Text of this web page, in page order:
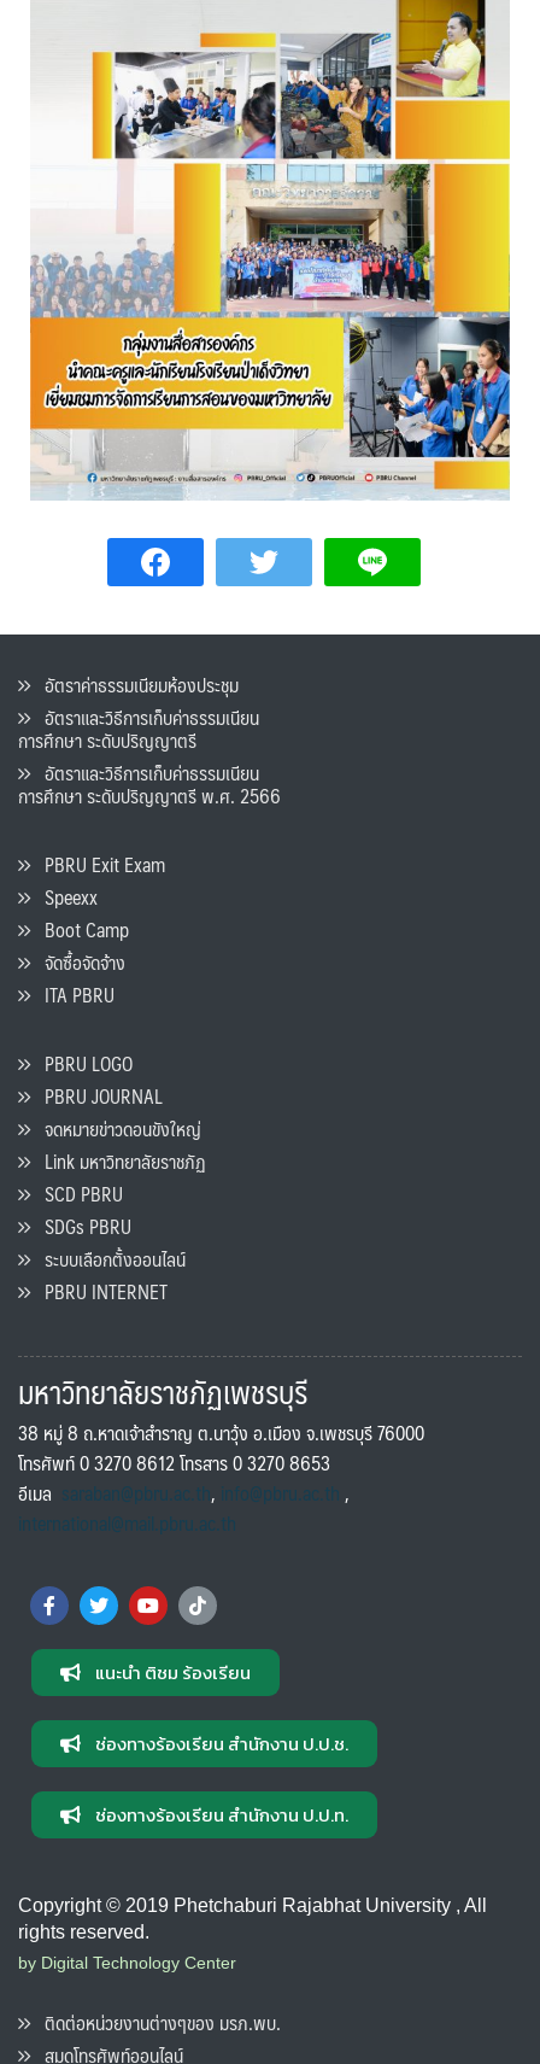
อัตราค่าธรรมเนียมห้องประชุม
อัตราและวิธีการเก็บค่าธรรมเนียน
การศึกษา ระดับปริญญาตรี
อัตราและวิธีการเก็บค่าธรรมเนียน
การศึกษา ระดับปริญญาตรี พ.ศ. 2566
PBRU Exit Exam
Speexx
Boot Camp
จัดซื้อจัดจ้าง
ITA PBRU
PBRU LOGO
PBRU JOURNAL
จดหมายข่าวดอนขังใหญ่
Link มหาวิทยาลัยราชภัฏ
SCD PBRU
SDGs PBRU
ระบบเลือกตั้งออนไลน์
PBRU INTERNET
มหาวิทยาลัยราชภัฏเพชรบุรี
38 หมู่ 8 ถ.หาดเจ้าสำราญ ต.นาวุ้ง อ.เมือง จ.เพชรบุรี 76000
โทรศัพท์ 0 3270 8612 โทรสาร 0 3270 8653
อีเมล saraban@pbru.ac.th, info@pbru.ac.th,
international@mail.pbru.ac.th
แนะนำ ติชม ร้องเรียน
ช่องทางร้องเรียน สำนักงาน ป.ป.ช.
ช่องทางร้องเรียน สำนักงาน ป.ป.ท.
Copyright © 2019 Phetchaburi Rajabhat University , All
rights reserved.
by Digital Technology Center
ติดต่อหน่วยงานต่างๆของ มรภ.พบ.
สมุดโทรศัพท์ออนไลน์